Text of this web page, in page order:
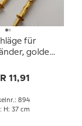
für
golden,
Schicht
11,91
894
H: 37 cm